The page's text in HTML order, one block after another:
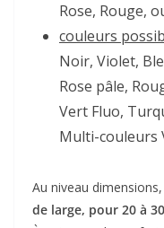
Rose, Rouge,
couleurs
Noir, Violet,
Rose pâle,
Vert Fluo,
Multi-couleurs
Au niveau
de large, pour 20 à